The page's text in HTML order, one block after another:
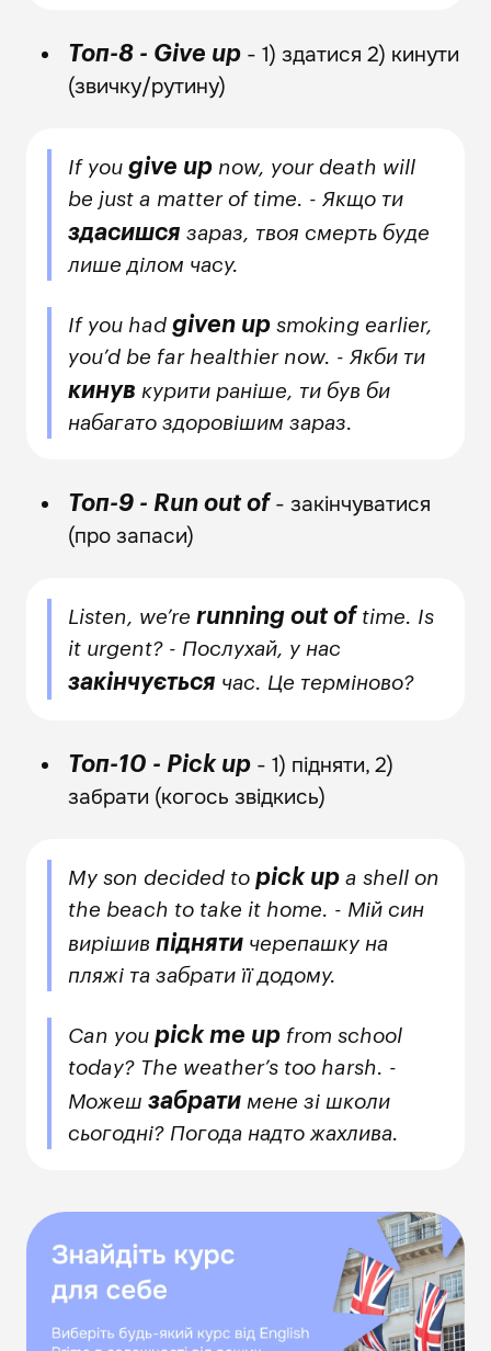
Топ-8 - Give up - 1) здатися 2) кинути
(звичку/рутину)
If yougive up now, your death will
be just a matter of time. - Якщо ти
здасишся зараз, твоя смерть буде
лише ділом часу.
If you hadgiven up smoking earlier,
you’d be far healthier now. - Якби ти
кинув курити раніше, ти був би
набагато здоровішим зараз.
Топ-9 - Run out of - закінчуватися
(про запаси)
Listen, we’rerunning out oftime. Is
it urgent? - Послухай, у нас
закінчується час. Це терміново?
Топ-10 - Pick up - 1) підняти, 2)
забрати (когось звідкись)
My son decided topick upa shell on
the beach to take it home. - Мій син
вирішивпідняти черепашку на
пляжі та забрати її додому.
Can youpick me up from school
today? The weather’s too harsh. -
Можешзабрати мене зі школи
сьогодні? Погода надто жахлива.